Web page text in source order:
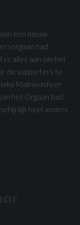
een nieuw
had
er alles aan om het
de supporters te
Malinwasfeer
het Orgaan had
heel anders